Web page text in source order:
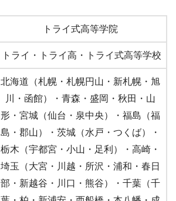
トライ式高等学院
トライ・トライ高・トライ式高等学校
北海道（札幌・札幌円山・新札幌・旭
川・函館）・青森・盛岡・秋田・山
形・宮城（仙台・泉中央）・福島（福
島・郡山）・茨城（水戸・つくば）・
栃木（宇都宮・小山・足利）・高崎・
埼玉（大宮・川越・所沢・浦和・春日
部・新越谷・川口・熊谷）・千葉（千